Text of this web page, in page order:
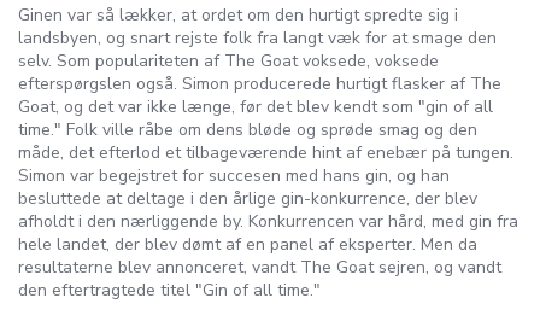
Ginen var så lækker, at ordet om den hurtigt spredte sig i
landsbyen, og snart rejste folk fra langt væk for at smage den
selv. Som populariteten af The Goat voksede, voksede
efterspørgslen også. Simon producerede hurtigt flasker af The
Goat, og det var ikke længe, før det blev kendt som "gin of all
time." Folk ville råbe om dens bløde og sprøde smag og den
måde, det efterlod et tilbageværende hint af enebær på tungen.
Simon var begejstret for succesen med hans gin, og han
besluttede at deltage i den årlige gin-konkurrence, der blev
afholdt i den nærliggende by. Konkurrencen var hård, med gin fra
hele landet, der blev dømt af en panel af eksperter. Men da
resultaterne blev annonceret, vandt The Goat sejren, og vandt
den eftertragtede titel "Gin of all time."